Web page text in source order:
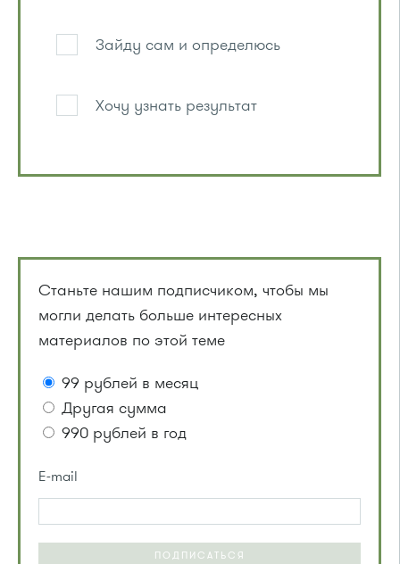
Зайду сам и определюсь
Хочу узнать результат
Станьте нашим подписчиком, чтобы мы
могли делать больше интересных
материалов по этой теме
99 рублей в месяц
Другая сумма
990 рублей в год
E-mail
ПОДПИСАТЬСЯ